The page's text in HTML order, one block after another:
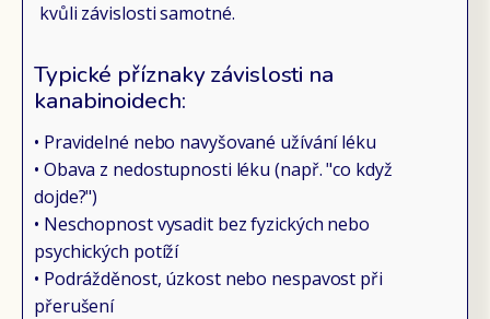
kvůli závislosti samotné.
Typické příznaky závislosti na
kanabinoidech:
• Pravidelné nebo navyšované užívání léku
• Obava z nedostupnosti léku (např. "co když
dojde?")
• Neschopnost vysadit bez fyzických nebo
psychických potíží
• Podrážděnost, úzkost nebo nespavost při
přerušení